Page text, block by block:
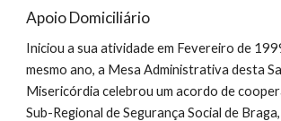
Apoio Domiciliário
Iniciou a sua atividade em Fevereiro de
mesmo ano, a Mesa Administrativa desta
Misericórdia celebrou um acordo de
Sub-Regional de Segurança Social de